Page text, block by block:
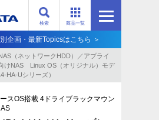
商品一覧
検索
企画・最新Topicsはこちら ＞
（ネットワークHDD）／アプライ
けNAS Linux OS（オリジナル）モデ
HA-Uシリーズ）
スOS搭載 4ドライブラックマウン